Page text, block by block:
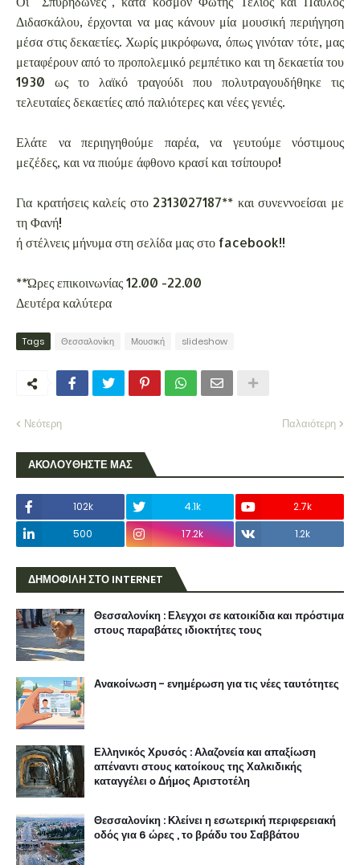
Διδασκάλου, έρχονται να μας κάνουν μία μουσική περιήγηση
μέσα στις δεκαετίες. Χωρίς μικρόφωνα, όπως γινόταν τότε, μας
μεταφέρουν από το προπολεμικό ρεμπέτικο και τη δεκαετία του
1930 ως το λαϊκό τραγούδι που πολυτραγουδήθηκε τις
τελευταίες δεκαετίες από παλιότερες και νέες γενιές.
Ελάτε να περιηγηθούμε παρέα, να γευτούμε νόστιμους
μεζέδες, και να πιούμε άφθονο κρασί και τσίπουρο!
Για κρατήσεις καλείς στο 2313027187** και συνεννοείσαι με
τη Φανή!
ή στέλνεις μήνυμα στη σελίδα μας στο facebook!!
**Ώρες επικοινωνίας 12.00 -22.00
Δευτέρα καλύτερα
Tags Θεσσαλονίκη Μουσική slideshow
Νεότερη Παλαιότερη
ΑΚΟΛΟΥΘΗΣΤΕ ΜΑΣ
102k 4.1k
2.7k
500
17.2k 1.2k
ΔΗΜΟΦΙΛΗ ΣΤΟ INTERNET
Θεσσαλονίκη : Ελεγχοι σε κατοικίδια και πρόστιμα
στους παραβάτες ιδιοκτήτες τους
Ανακοίνωση - ενημέρωση για τις νέες ταυτότητες
Ελληνικός Χρυσός : Αλαζονεία και απαξίωση
απέναντι στους κατοίκους της Χαλκιδικής
καταγγέλει ο Δήμος Αριστοτέλη
Θεσσαλονίκη : Κλείνει η εσωτερική περιφερειακή
οδός για 6 ώρες , το βράδυ του Σαββάτου